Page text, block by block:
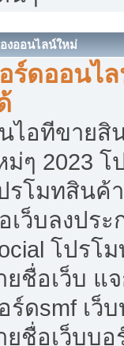
งออนไลน์ใหม่
ร์ดออนไ
ไอทีขายสิ
ม่ๆ 2023
รโมทสินค้
เว็บลงปร
โปรโ
ยชื่อเว็บ แ
ร์ดsmf เว็
ยชื่อเว็บบ